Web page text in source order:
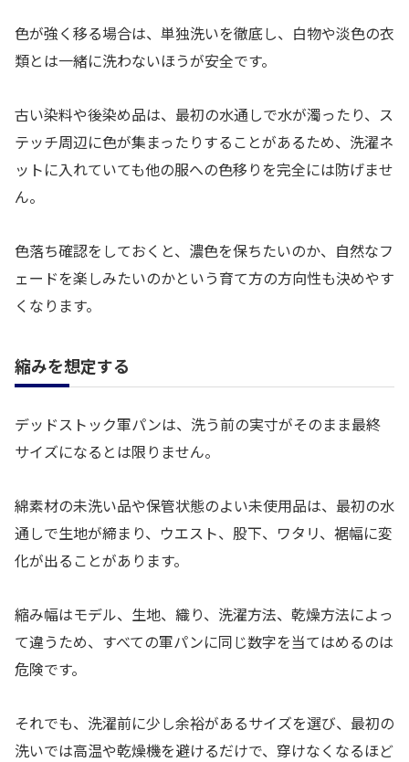
色が強く移る場合は、単独洗いを徹底し、白物や淡色の衣
類とは一緒に洗わないほうが安全です。
古い染料や後染め品は、最初の水通しで水が濁ったり、ス
テッチ周辺に色が集まったりすることがあるため、洗濯ネ
ットに入れていても他の服への色移りを完全には防げませ
ん。
色落ち確認をしておくと、濃色を保ちたいのか、自然なフ
ェードを楽しみたいのかという育て方の方向性も決めやす
くなります。
縮みを想定する
デッドストック軍パンは、洗う前の実寸がそのまま最終
サイズになるとは限りません。
綿素材の未洗い品や保管状態のよい未使用品は、最初の水
通しで生地が締まり、ウエスト、股下、ワタリ、裾幅に変
化が出ることがあります。
縮み幅はモデル、生地、織り、洗濯方法、乾燥方法によっ
て違うため、すべての軍パンに同じ数字を当てはめるのは
危険です。
それでも、洗濯前に少し余裕があるサイズを選び、最初の
洗いでは高温や乾燥機を避けるだけで、穿けなくなるほど